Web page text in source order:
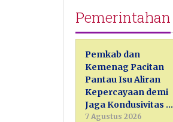
Pemerintahan
Pemkab dan
Kemenag Pacitan
Pantau Isu Aliran
Kepercayaan demi
Jaga Kondusivitas …
7 Agustus 2026